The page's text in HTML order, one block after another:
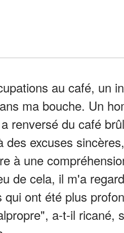
au café, un
ma bouche. Un
renversé du café
excuses
à une
de cela, il m'a
ont été plus
a-t-il ricané,